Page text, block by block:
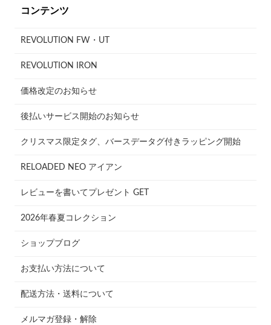
コンテンツ
REVOLUTION FW・UT
REVOLUTION IRON
価格改定のお知らせ
後払いサービス開始のお知らせ
クリスマス限定タグ、バースデータグ付きラッピング開始
RELOADED NEO アイアン
レビューを書いてプレゼント GET
2026年春夏コレクション
ショップブログ
お支払い方法について
配送方法・送料について
メルマガ登録・解除